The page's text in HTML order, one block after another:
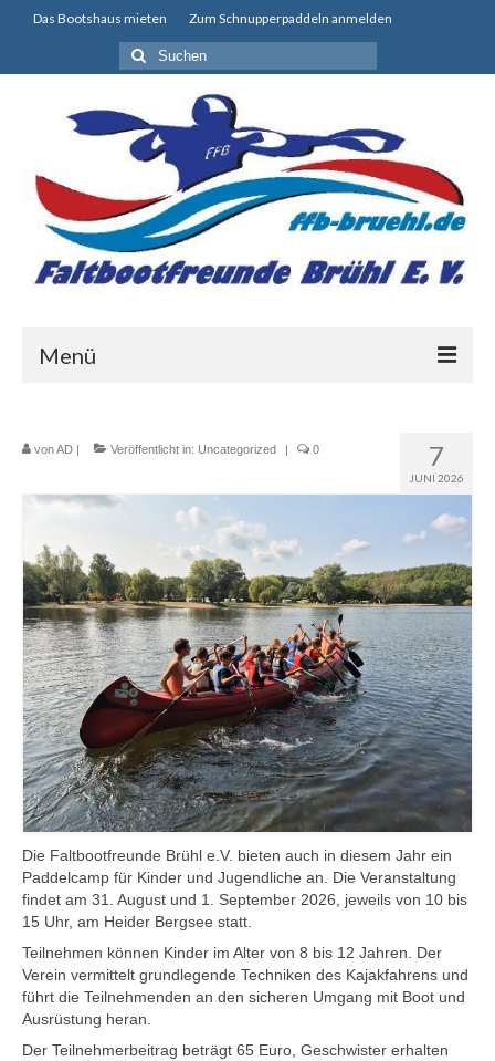
Das Bootshaus mieten Zum Schnupperpaddeln anmelden
Suchen
nach:
Menü
Bootshausvermietung
Downloads
7
JUNI 2026
vonAD Veröffentlicht in: Uncategorized 0
Die Faltbootfreunde Brühl e.V. bieten auch in diesem Jahr ein
Paddelcamp für Kinder und Jugendliche an. Die Veranstaltung
findet am 31. August und 1. September 2026, jeweils von 10 bis
15 Uhr, am Heider Bergsee statt.
Teilnehmen können Kinder im Alter von 8 bis 12 Jahren. Der
Verein vermittelt grundlegende Techniken des Kajakfahrens und
führt die Teilnehmenden an den sicheren Umgang mit Boot und
Ausrüstung heran.
Der Teilnehmerbeitrag beträgt 65 Euro, Geschwister erhalten